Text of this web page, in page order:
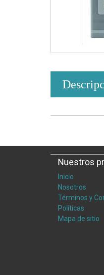
Nuestros
Inicio
Nosotros
Términos y
Políticas
Mapa de sitio